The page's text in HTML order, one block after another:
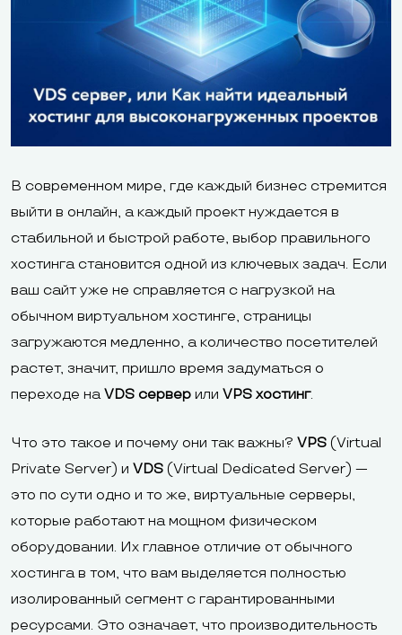
В современном мире, где каждый бизнес стремится
выйти в онлайн, а каждый проект нуждается в
стабильной и быстрой работе, выбор правильного
хостинга становится одной из ключевых задач. Если
ваш сайт уже не справляется с нагрузкой на
обычном виртуальном хостинге, страницы
загружаются медленно, а количество посетителей
растет, значит, пришло время задуматься о
переходе наVDS сервер или VPS хостинг.
Что это такое и почему они так важны? VPS (Virtual
Private Server) и VDS (Virtual Dedicated Server) —
это по сути одно и то же, виртуальные серверы,
которые работают на мощном физическом
оборудовании. Их главное отличие от обычного
хостинга в том, что вам выделяется полностью
изолированный сегмент с гарантированными
ресурсами. Это означает, что производительность